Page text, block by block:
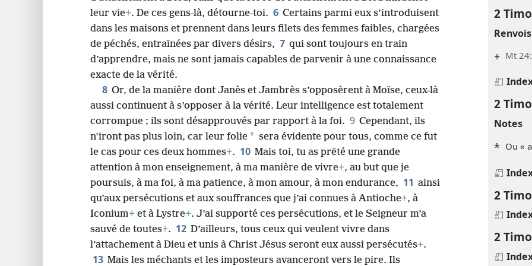
2
Renvois
+ Mt
2
Notes
* Ou «
2
2
leur vie+. De ces gens-là, détourne-toi. 6 Certains parmi eux s’introduisent
dans les maisons et prennent dans leurs filets des femmes faibles, chargées
de péchés, entraînées par divers désirs, 7 qui sont toujours en train
d’apprendre, mais ne sont jamais capables de parvenir à une connaissance
exacte de la vérité.
8 Or, de la manière dont Janès et Jambrès s’opposèrent à Moïse, ceux-là
aussi continuent à s’opposer à la vérité. Leur intelligence est totalement
corrompue ; ils sont désapprouvés par rapport à la foi. 9 Cependant, ils
n’iront pas plus loin, car leur folie * sera évidente pour tous, comme ce fut
le cas pour ces deux hommes+. 10 Mais toi, tu as prêté une grande
attention à mon enseignement, à ma manière de vivre+, au but que je
poursuis, à ma foi, à ma patience, à mon amour, à mon endurance, 11 ainsi
qu’aux persécutions et aux souffrances que j’ai connues à Antioche+, à
Iconium+ et à Lystre+. J’ai supporté ces persécutions, et le Seigneur m’a
sauvé de toutes+. 12 D’ailleurs, tous ceux qui veulent vivre dans
l’attachement à Dieu et unis à Christ Jésus seront eux aussi persécutés+.
13 Mais les méchants et les imposteurs avanceront vers le pire. Ils